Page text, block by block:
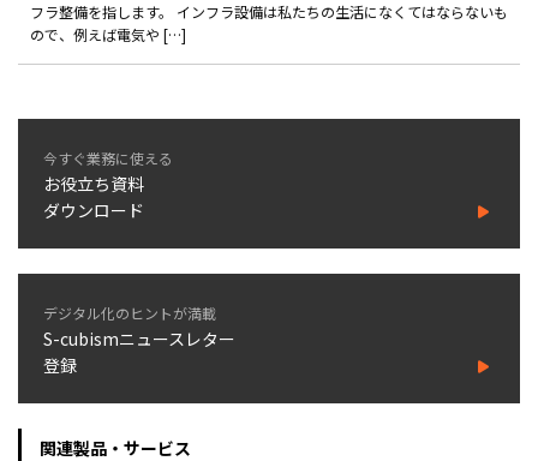
フラ整備を指します。 インフラ設備は私たちの生活になくてはならないも
ので、例えば電気や […]
今すぐ業務に使える
お役立ち資料
ダウンロード
デジタル化のヒントが満載
S-cubismニュースレター
登録
関連製品・サービス